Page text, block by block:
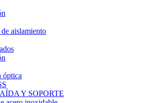
aislamiento
óptica
Y SOPORTE